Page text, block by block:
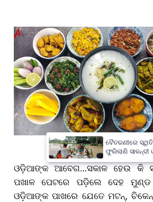
ଓଡ଼ିଆଙ୍କ ଆବେଗ…ସକାଳ ହେଉ କି
ପଖାଳ ପେଟରେ ପଡ଼ିଲେ ଦେହ ମୁଣ୍ଡ
ଓଡ଼ିଆଙ୍କ ପାଖରେ ଯେତେ ମଟନ୍, ଚିକେନ୍
ବୈତରଣୀରେ
ଫୁଲିଲାଣି
ବନ୍ୟା ଭୟ